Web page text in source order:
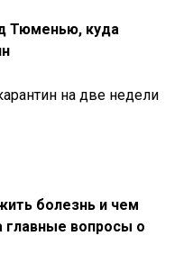
Тюменью, куда
на две недели
болезнь и чем
вопросы о